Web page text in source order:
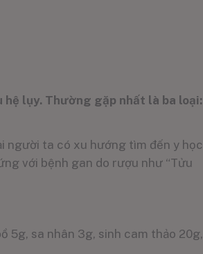
lụy. Thường gặp nhất là ba loại:
người ta có xu hướng tìm đến y học
với bệnh gan do rượu như “Tửu
5g, sa nhân 3g, sinh cam thảo 20g,